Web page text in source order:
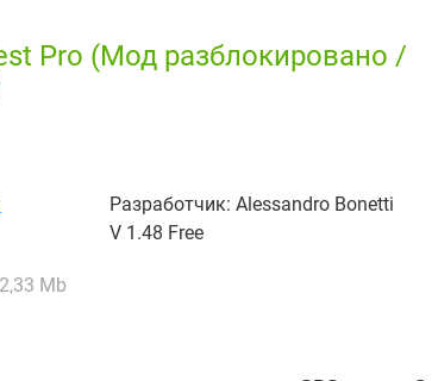
Pro (Мод разблокировано /
Разработчик: Alessandro Bonetti
V 1.48 Free
2,33 Mb